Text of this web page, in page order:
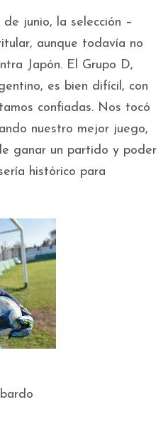
de junio, la selección –
aunque todavía no
Japón. El Grupo D,
es bien difícil, con
confiadas. Nos tocó
nuestro mejor juego,
ganar un partido y poder
histórico para